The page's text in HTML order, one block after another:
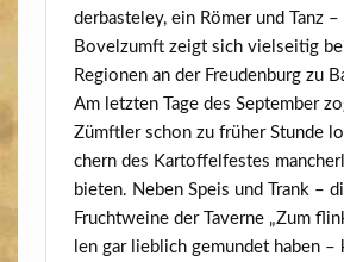
der­bas­te­ley, ein Römer und Tanz –
Bovelzumft zeigt sich viel­sei­tig
Regio­nen an der Freu­den­burg zu
Am letz­ten Tage des Sep­tem­ber
Zümft­ler schon zu frü­her Stun­de
chern des Kar­tof­fel­fes­tes
bie­ten. Neben Speis und Trank –
Frucht­wei­ne der Taver­ne „Zum
len gar lieb­lich gemun­det haben –